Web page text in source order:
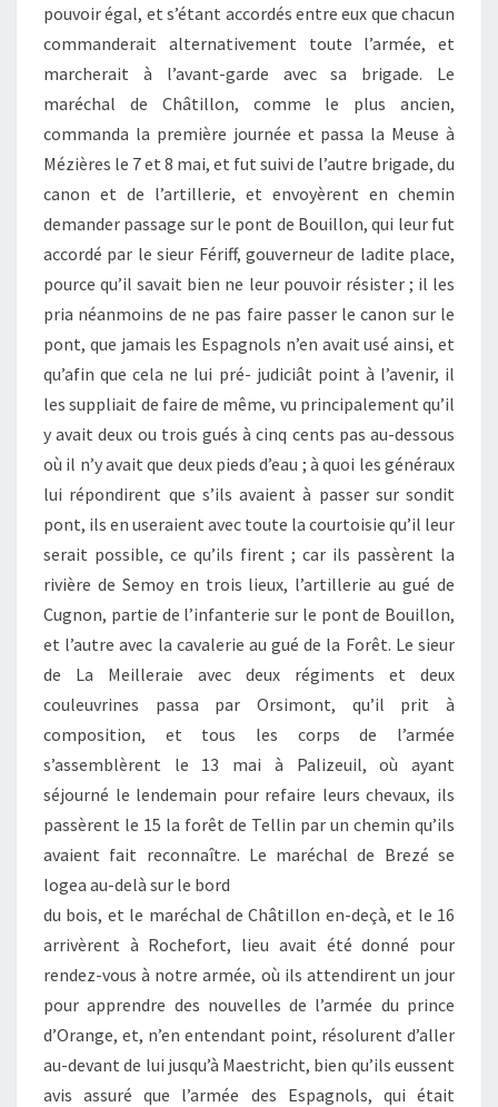
pouvoir égal, et s’étant accordés entre eux que chacun
commanderait alternativement toute l’armée, et
marcherait à l’avant-garde avec sa brigade. Le
maréchal de Châtillon, comme le plus ancien,
commanda la première journée et passa la Meuse à
Mézières le 7 et 8 mai, et fut suivi de l’autre brigade, du
canon et de l’artillerie, et envoyèrent en chemin
demander passage sur le pont de Bouillon, qui leur fut
accordé par le sieur Fériff, gouverneur de ladite place,
pource qu’il savait bien ne leur pouvoir résister ; il les
pria néanmoins de ne pas faire passer le canon sur le
pont, que jamais les Espagnols n’en avait usé ainsi, et
qu’afin que cela ne lui pré- judiciât point à l’avenir, il
les suppliait de faire de même, vu principalement qu’il
y avait deux ou trois gués à cinq cents pas au-dessous
où il n’y avait que deux pieds d’eau ; à quoi les généraux
lui répondirent que s’ils avaient à passer sur sondit
pont, ils en useraient avec toute la courtoisie qu’il leur
serait possible, ce qu’ils firent ; car ils passèrent la
rivière de Semoy en trois lieux, l’artillerie au gué de
Cugnon, partie de l’infanterie sur le pont de Bouillon,
et l’autre avec la cavalerie au gué de la Forêt. Le sieur
de La Meilleraie avec deux régiments et deux
couleuvrines passa par Orsimont, qu’il prit à
composition, et tous les corps de l’armée
s’assemblèrent le 13 mai à Palizeuil, où ayant
séjourné le lendemain pour refaire leurs chevaux, ils
passèrent le 15 la forêt de Tellin par un chemin qu’ils
avaient fait reconnaître. Le maréchal de Brezé se
logea au-delà sur le bord
du bois, et le maréchal de Châtillon en-deçà, et le 16
arrivèrent à Rochefort, lieu avait été donné pour
rendez-vous à notre armée, où ils attendirent un jour
pour apprendre des nouvelles de l’armée du prince
d’Orange, et, n’en entendant point, résolurent d’aller
au-devant de lui jusqu’à Maestricht, bien qu’ils eussent
avis assuré que l’armée des Espagnols, qui était